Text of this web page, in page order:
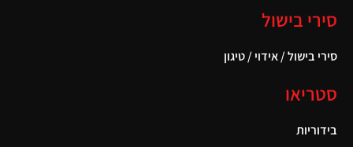
סירי בישול
סירי בישול / אידוי / טיגון
סטריאו
בידוריות